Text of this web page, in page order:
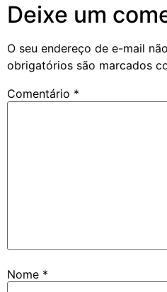
Deixe um
O seu endereço de e-mail
obrigatórios são marcados
Comentário *
Nome *